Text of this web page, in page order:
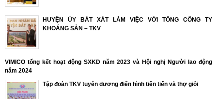
HUYỆN ỦY BÁT XÁT LÀM VIỆC VỚI TỔNG CÔNG TY
KHOÁNG SẢN – TKV
VIMICO tổng kết hoạt động SXKD năm 2023 và Hội nghị Người lao động
năm 2024
Tập đoàn TKV tuyên dương điển hình tiên tiến và thợ giỏi